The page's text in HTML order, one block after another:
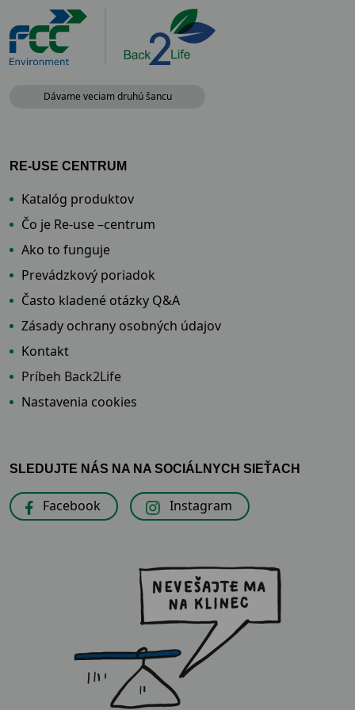
Dávame veciam druhú šancu
RE-USE CENTRUM
Katalóg produktov
Čo je Re-use –centrum
Ako to funguje
Prevádzkový poriadok
Často kladené otázky Q&A
Zásady ochrany osobných údajov
Kontakt
Príbeh Back2Life
Nastavenia cookies
SLEDUJTE NÁS NA NA SOCIÁLNYCH SIEŤACH
Facebook Instagram